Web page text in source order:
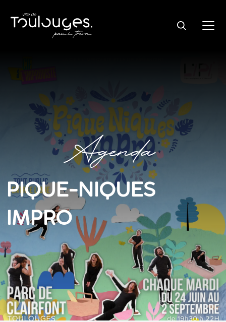
Agenda
PIQUE-NIQUES
IMPRO